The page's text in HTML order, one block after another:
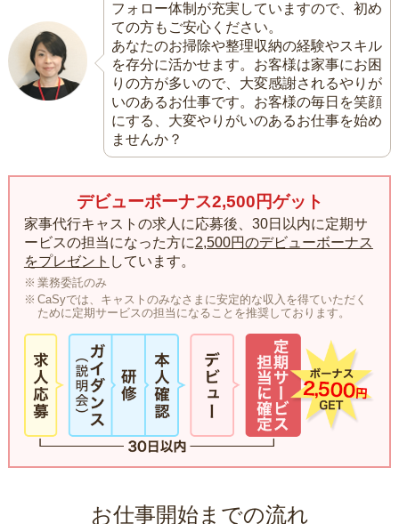
フォロー体制が充実していますので、初め
ての方もご安心ください。
あなたのお掃除や整理収納の経験やスキル
を存分に活かせます。お客様は家事にお困
りの方が多いので、大変感謝されるやりが
いのあるお仕事です。お客様の毎日を笑顔
にする、大変やりがいのあるお仕事を始め
ませんか？
デビューボーナス2,500円ゲット
家事代行キャストの求人に応募後、30日以内に定期サ
ービスの担当になった方に2,500円のデビューボーナス
をプレゼント しています。
業務委託のみ
CaSyでは、キャストのみなさまに安定的な収入を得ていただく
ために定期サービスの担当になることを推奨しております。
お仕事開始までの流れ